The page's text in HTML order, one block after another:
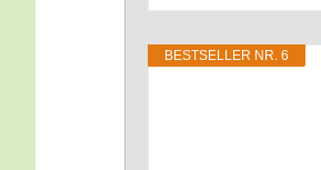
BEST­SEL­LER NR. 6